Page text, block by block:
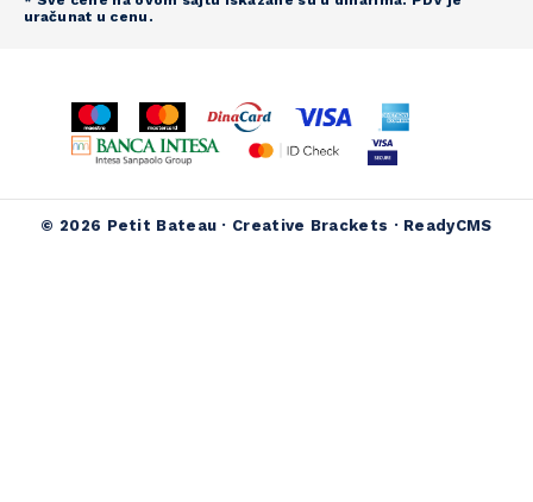
uračunat u cenu.
© 2026 Petit Bateau · Creative Brackets · ReadyCMS